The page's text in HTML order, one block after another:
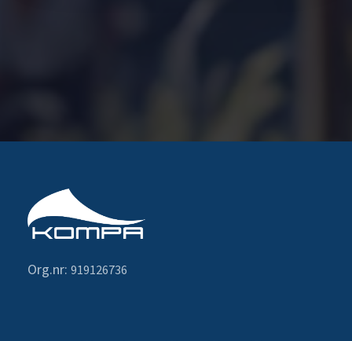
Org.nr: 919126736